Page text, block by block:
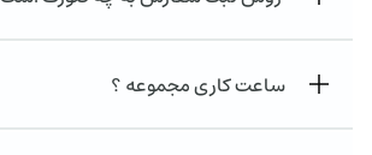
ساعت کاری مجموعه ؟